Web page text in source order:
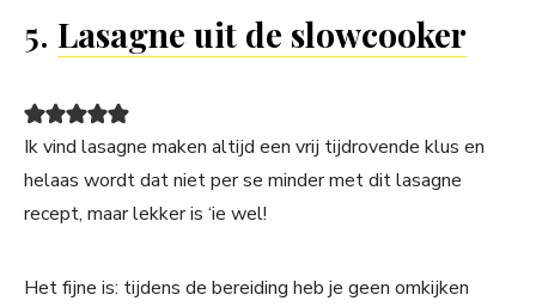
5. Lasagne uit de slowcooker
Ik vind lasagne maken altijd een vrij tijdrovende klus en
helaas wordt dat niet per se minder met dit lasagne
recept, maar lekker is ‘ie wel!
Het fijne is: tijdens de bereiding heb je geen omkijken